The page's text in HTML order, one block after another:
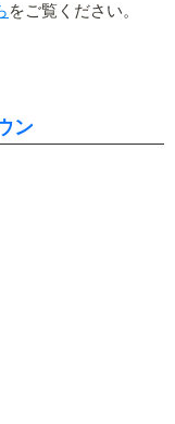
をご覧ください。
ン